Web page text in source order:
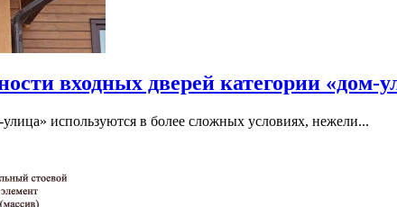
входных дверей категории «дом-
используются в более сложных условиях, нежели...